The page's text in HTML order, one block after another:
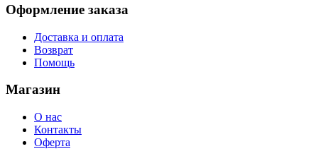
Оформление заказа
Доставка и оплата
Возврат
Помощь
Магазин
О нас
Контакты
Оферта